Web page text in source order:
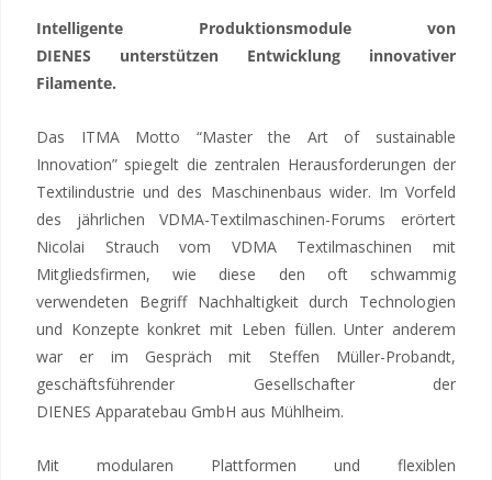
Intelligente Produktionsmodule von
DIENES unterstützen Entwicklung innovativer
Filamente.
Das ITMA Motto “Master the Art of sustainable
Innovation” spiegelt die zentralen Herausforderungen der
Textilindustrie und des Maschinenbaus wider. Im Vorfeld
des jährlichen VDMA-Textilmaschinen-Forums erörtert
Nicolai Strauch vom VDMA Textilmaschinen mit
Mitgliedsfirmen, wie diese den oft schwammig
verwendeten Begriff Nachhaltigkeit durch Technologien
und Konzepte konkret mit Leben füllen. Unter anderem
war er im Gespräch mit Steffen Müller-Probandt,
geschäftsführender Gesellschafter der
DIENES Apparatebau GmbH aus Mühlheim.
Mit modularen Plattformen und flexiblen